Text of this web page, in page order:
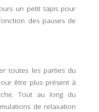
un petit tapis pour
des pauses de
toutes les parties du
être plus présent à
Tout au long du
de relaxation